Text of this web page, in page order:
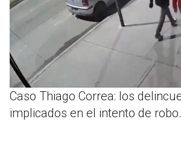
Caso Thiago Correa: los
implicados en el intento de robo.